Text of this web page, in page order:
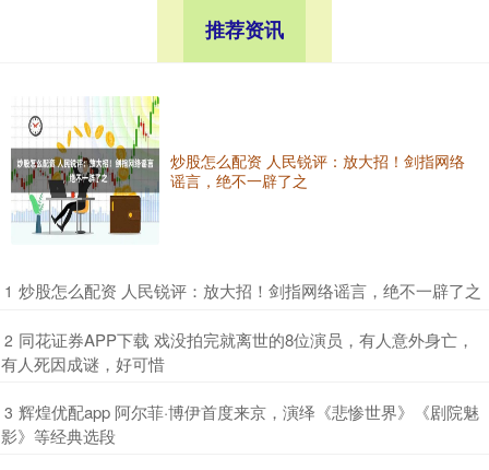
推荐资讯
炒股怎么配资 人民锐评：放大招！剑指网络
谣言，绝不一辟了之
1 ​炒股怎么配资 人民锐评：放大招！剑指网络谣言，绝不一辟了之
2 ​同花证券APP下载 戏没拍完就离世的8位演员，有人意外身亡，
有人死因成谜，好可惜
3 ​辉煌优配app 阿尔菲·博伊首度来京，演绎《悲惨世界》《剧院魅
影》等经典选段